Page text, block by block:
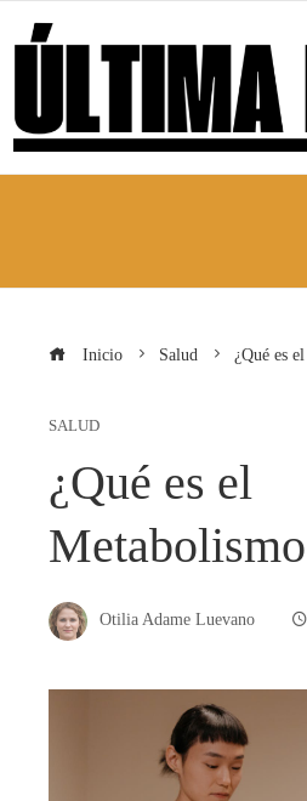
Inicio Salud ¿Qué es
SALUD
¿Qué es el
Otilia Adame Luevano